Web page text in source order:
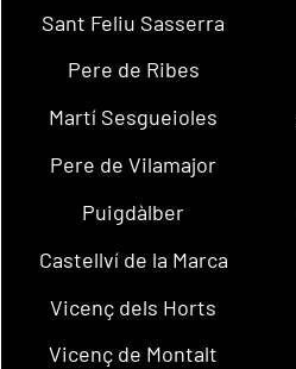
Sant Feliu Sasserra
Pere de Ribes
Martí Sesgueioles
Pere de Vilamajor
Puigdàlber
Castellví de la Marca
Vicenç dels Horts
Vicenç de Montalt